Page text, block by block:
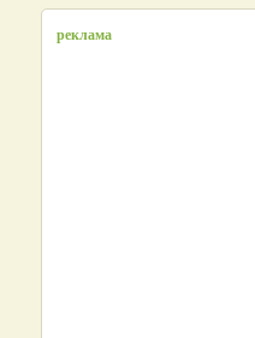
реклама